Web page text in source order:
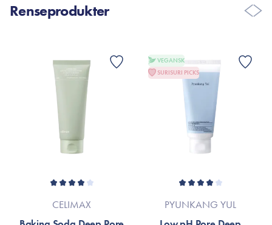
Renseprodukter
CELIMAX
VEGANSK
SURISURI PICKS
PYUNKANG YUL